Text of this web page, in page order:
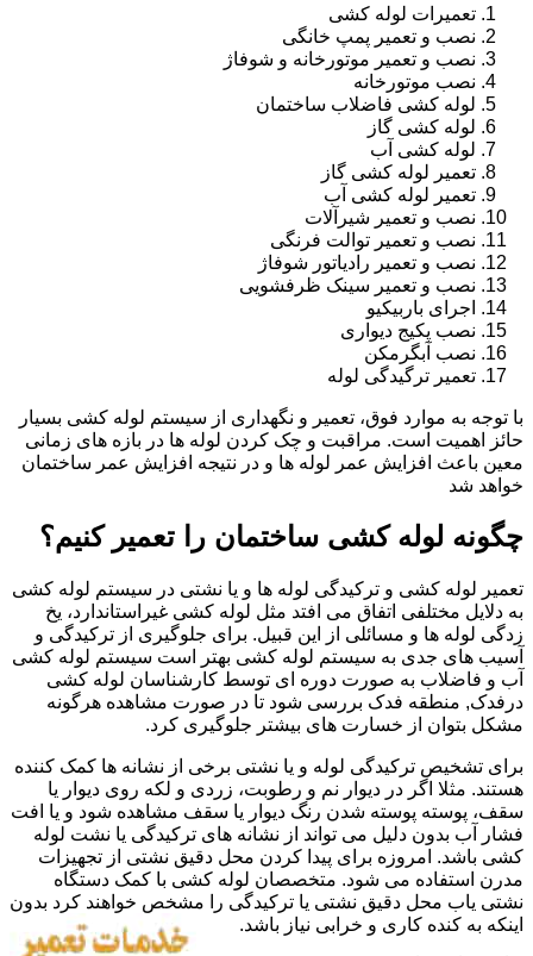
تعمیرات لوله کشی
نصب و تعمیر پمپ خانگی
نصب و تعمیر موتورخانه و شوفاژ
نصب موتورخانه
لوله کشی فاضلاب ساختمان
لوله کشی گاز
لوله کشی آب
تعمیر لوله کشی گاز
تعمیر لوله کشی آب
نصب و تعمیر شیرآلات
نصب و تعمیر توالت فرنگی
نصب و تعمیر رادیاتور شوفاژ
نصب و تعمیر سینک ظرفشویی
اجرای باربیکیو
نصب پکیج دیواری
نصب آبگرمکن
تعمیر ترگیدگی لوله
با توجه به موارد فوق، تعمیر و نگهداری از سیستم لوله کشی بسیار
حائز اهمیت است. مراقبت و چک کردن لوله ها در بازه های زمانی
معین باعث افزایش عمر لوله ها و در نتیجه افزایش عمر ساختمان
خواهد شد
چگونه لوله کشی ساختمان را تعمیر کنیم؟
تعمیر لوله کشی و ترکیدگی لوله ها و یا نشتی در سیستم لوله کشی
به دلایل مختلفی اتفاق می افتد مثل لوله کشی غیراستاندارد، یخ
زدگی لوله ها و مسائلی از این قبیل. برای جلوگیری از ترکیدگی و
آسیب های جدی به سیستم لوله کشی بهتر است سیستم لوله کشی
آب و فاضلاب به صورت دوره ای توسط کارشناسان لوله کشی
درفدک, منطقه فدک بررسی شود تا در صورت مشاهده هرگونه
مشکل بتوان از خسارت های بیشتر جلوگیری کرد.
برای تشخیص ترکیدگی لوله و یا نشتی برخی از نشانه ها کمک کننده
هستند. مثلا اگر در دیوار نم و رطوبت، زردی و لکه روی دیوار یا
سقف، پوسته پوسته شدن رنگ دیوار یا سقف مشاهده شود و یا افت
فشار آب بدون دلیل می تواند از نشانه های ترکیدگی یا نشت لوله
کشی باشد. امروزه برای پیدا کردن محل دقیق نشتی از تجهیزات
مدرن استفاده می شود. متخصصان لوله کشی با کمک دستگاه
نشتی یاب محل دقیق نشتی یا ترکیدگی را مشخص خواهند کرد بدون
اینکه به کنده کاری و خرابی نیاز باشد.